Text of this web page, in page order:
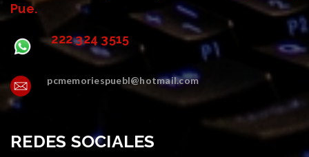
Pue.
222 324 3515
pcmemoriespuebl@hotmail.com
REDES SOCIALES